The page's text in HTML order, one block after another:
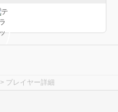
> プレイヤー詳細